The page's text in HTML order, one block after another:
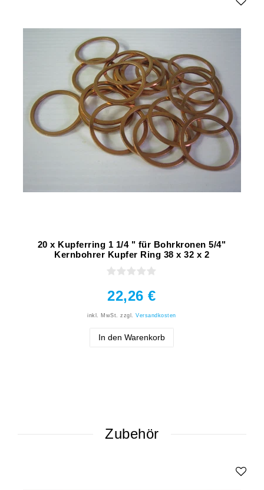
20 x Kupferring 1 1/4 " für Bohrkronen 5/4"
Kernbohrer Kupfer Ring 38 x 32 x 2
22,26 €
inkl. MwSt. zzgl.Versandkosten
In den Warenkorb
Zubehör